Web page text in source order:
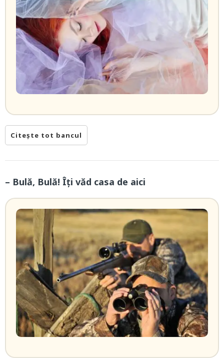
Citește tot bancul
– Bulă, Bulă! Îți văd casa de aici